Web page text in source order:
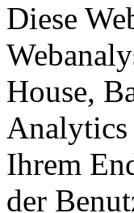
Diese
House,
Analytics
Ihrem
der